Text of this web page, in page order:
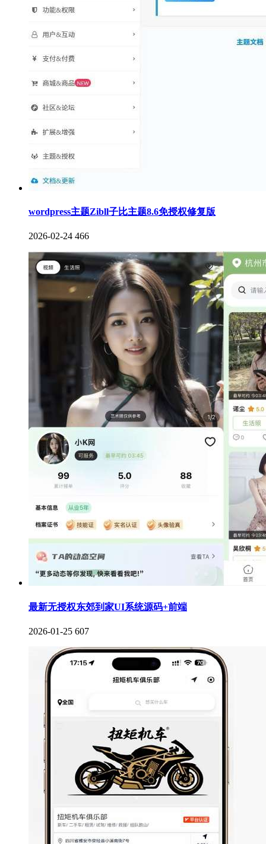
wordpress主题Zibll子比主题8.6免授权修复版
2026-02-24 466
最新无授权东郊到家UI系统源码+前端
2026-01-25 607